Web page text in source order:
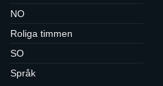
NO
Roliga timmen
SO
Språk